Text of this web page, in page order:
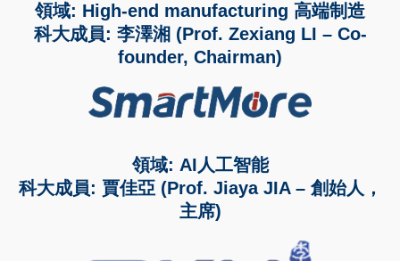
領域: High-end manufacturing 高端制造
科大成員: 李澤湘 (Prof. Zexiang LI – Co-
founder, Chairman)
領域: AI人工智能
科大成員: 賈佳亞 (Prof. Jiaya JIA – 創始人，
主席)